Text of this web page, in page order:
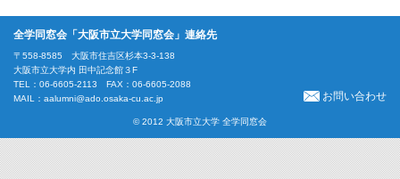
全学同窓会「大阪市立大学同窓会」連絡先
〒558-8585 大阪市住吉区杉本3-3-138
大阪市立大学内 田中記念館３F
TEL：06-6605-2113 FAX：06-6605-2088
MAIL： aalumni@ado.osaka-cu.ac.jp お問い合わせ
© 2012 大阪市立大学 全学同窓会